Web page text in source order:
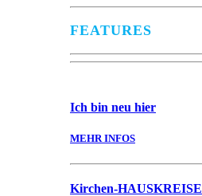
FEATURES
Ich bin neu hier
MEHR INFOS
Kirchen-HAUSKREISE